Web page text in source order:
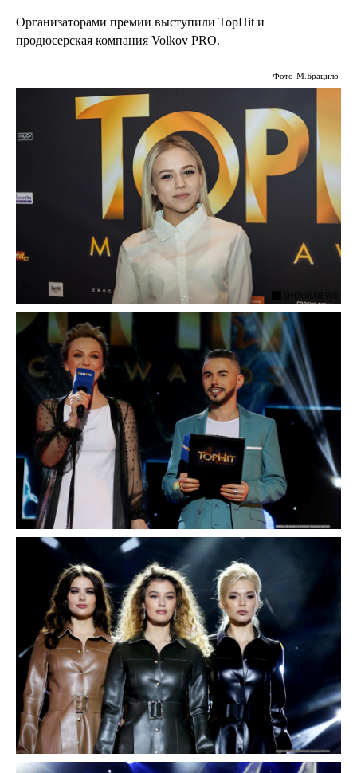
Организаторами премии выступили TopHit и
продюсерская компания Volkov PRO.
Фото-М.Брацило